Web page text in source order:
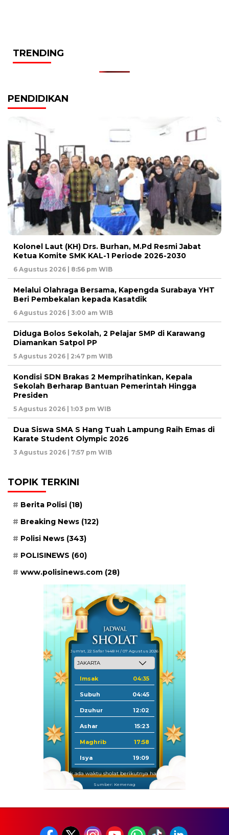
TRENDING
PENDIDIKAN
Kolonel Laut (KH) Drs. Burhan, M.Pd Resmi Jabat
Ketua Komite SMK KAL-1 Periode 2026-2030
6 Agustus 2026 | 8:56 pm WIB
Melalui Olahraga Bersama, Kapengda Surabaya YHT
Beri Pembekalan kepada Kasatdik
6 Agustus 2026 | 3:00 am WIB
Diduga Bolos Sekolah, 2 Pelajar SMP di Karawang
Diamankan Satpol PP
5 Agustus 2026 | 2:47 pm WIB
Kondisi SDN Brakas 2 Memprihatinkan, Kepala
Sekolah Berharap Bantuan Pemerintah Hingga
Presiden
5 Agustus 2026 | 1:03 pm WIB
Dua Siswa SMA S Hang Tuah Lampung Raih Emas di
Karate Student Olympic 2026
3 Agustus 2026 | 7:57 pm WIB
TOPIK TERKINI
Berita Polisi (18)
Breaking News (122)
Polisi News (343)
POLISINEWS (60)
www.polisinews.com (28)
Jum'at, 22 Safar 1448 H / 07 Agustus 2026
Imsak 04:35
Subuh 04:45
Dzuhur 12:02
Ashar 15:23
Maghrib 17:58
Isya 19:09
Tidak ada waktu sholat berikutnya hari ini.
Sumber: Kemenag